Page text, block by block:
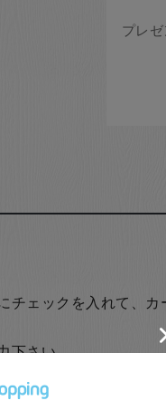
チェックを入れて、カ
下さい。
いただき、それぞれ